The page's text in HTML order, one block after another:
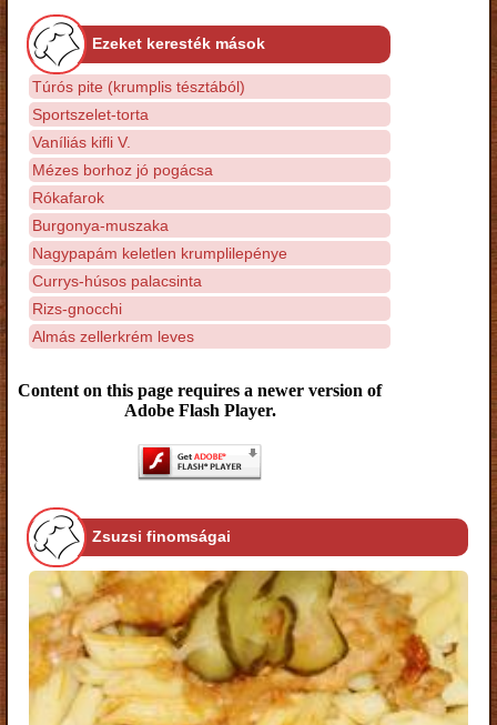
Ezeket keresték mások
Túrós pite (krumplis tésztából)
Sportszelet-torta
Vaníliás kifli V.
Mézes borhoz jó pogácsa
Rókafarok
Burgonya-muszaka
Nagypapám keletlen krumplilepénye
Currys-húsos palacsinta
Rizs-gnocchi
Almás zellerkrém leves
Content on this page requires a newer version of
Adobe Flash Player.
Zsuzsi finomságai